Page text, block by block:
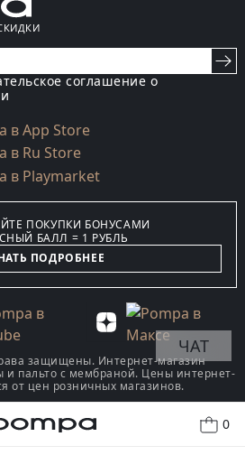
0
соглашение о
ПОКУПКИ БОНУСАМИ
БАЛЛ = 1 РУБЛЬ
ПОДРОБНЕЕ
защищены. Интернет-магазин
и пальто с мембраной. Цены интернет-
от цен розничных магазинов.
ЧАТ